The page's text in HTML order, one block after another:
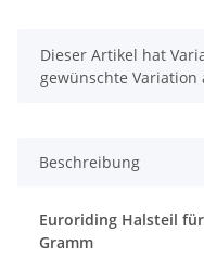
x
Dieser Artikel hat
gewünschte Variation
Beschreibung
Euroriding Halsteil
Gramm